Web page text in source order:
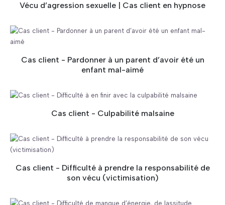
Vécu d’agression sexuelle | Cas client en hypnose
Cas client - Pardonner à un parent d’avoir été un
enfant mal-aimé
Cas client - Culpabilité malsaine
Cas client - Difficulté à prendre la responsabilité de
son vécu (victimisation)